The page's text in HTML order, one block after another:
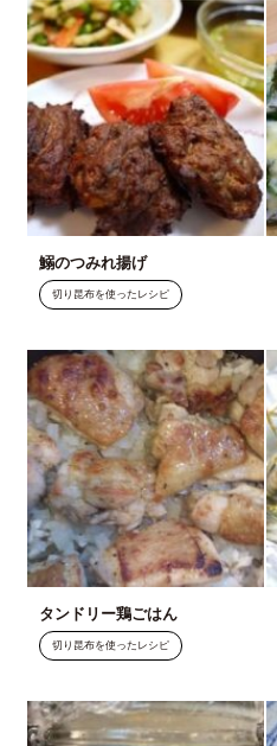
鰯のつみれ揚げ
切り昆布を使ったレシピ
タンドリー鶏ごはん
切り昆布を使ったレシピ